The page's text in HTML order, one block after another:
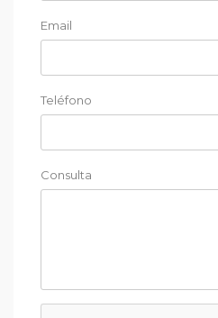
Email
Teléfono
Consulta